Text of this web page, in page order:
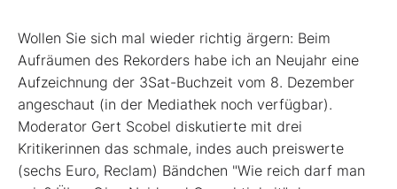
Wollen Sie sich mal wieder richtig ärgern: Beim
Aufräumen des Rekorders habe ich an Neujahr eine
Aufzeichnung der 3Sat-Buchzeit vom 8. Dezember
angeschaut (in der Mediathek noch verfügbar).
Moderator Gert Scobel diskutierte mit drei
Kritikerinnen das schmale, indes auch preiswerte
(sechs Euro, Reclam) Bändchen "Wie reich darf man